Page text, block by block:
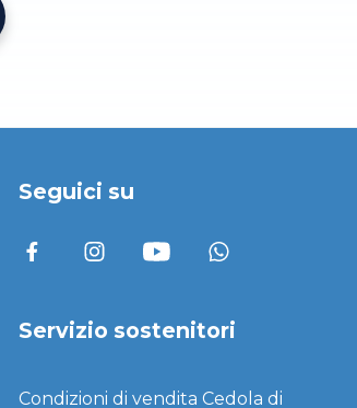
Seguici su
Servizio sostenitori
Condizioni di vendita Cedola di